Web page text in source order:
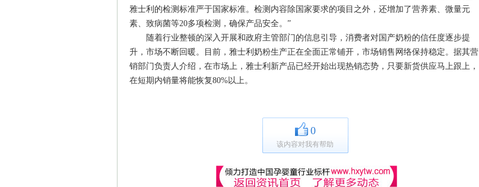
雅士利的检测标准严于国家标准。检测内容除国家要求的项目之外，还增加了营养素、微量元
素、致病菌等20多项检测，确保产品安全。”
随着行业整顿的深入开展和政府主管部门的信息引导，消费者对国产奶粉的信任度逐步提
升，市场不断回暖。目前，雅士利奶粉生产正在全面正常铺开，市场销售网络保持稳定。据其营
销部门负责人介绍，在市场上，雅士利新产品已经开始出现热销态势，只要新货供应马上跟上，
在短期内销量将能恢复80%以上。
0
该内容对我有帮助